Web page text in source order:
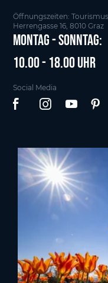
Öffnungszeiten:
Herrengasse 16, 8010 Graz
Montag - Sonntag:
10.00 - 18.00 Uhr
Social Media